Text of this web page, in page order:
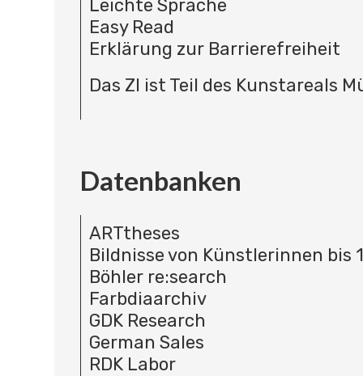
Leichte Sprache
Easy Read
Erklärung zur Barrierefreiheit
Das ZI ist Teil des Kunstareals
Datenbanken
ARTtheses
Bildnisse von Künstlerinnen bis
Böhler re:search
Farbdiaarchiv
GDK Research
German Sales
RDK Labor